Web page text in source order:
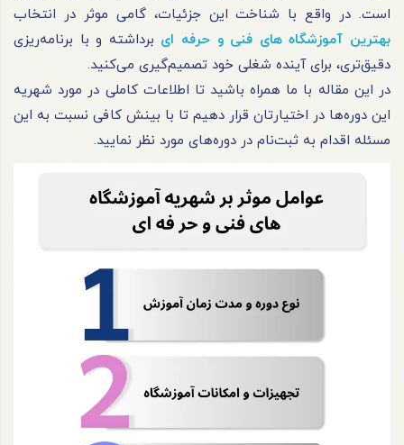
است. در واقع با شناخت این جزئیات، گامی موثر در انتخاب
بهترین آموزشگاه های فنی و حرفه ای برداشته و با برنامه‌ریزی
دقیق‌تری، برای آینده شغلی خود تصمیم‌گیری می‌کنید.
در این مقاله با ما همراه باشید تا اطلاعات کاملی در مورد شهریه
این دوره‌ها در اختیارتان قرار دهیم تا با بینش کافی نسبت به این
مسئله اقدام به ثبت‌نام در دوره‌های مورد نظر نمایید.